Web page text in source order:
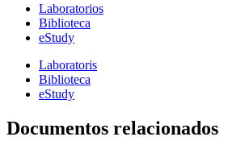
Laboratorios
Biblioteca
eStudy
Laboratoris
Biblioteca
eStudy
Documentos relacionados